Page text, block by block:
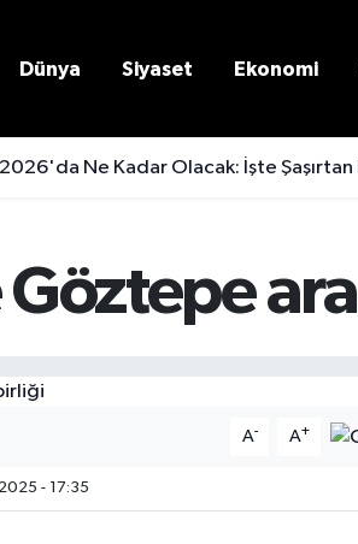
Dünya Siyaset Ekonomi
Ne Kadar Olacak: İşte Şaşırtan
Göztepe
A- A+
- 17:35